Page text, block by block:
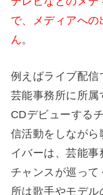
で、メディアへ
ん。
例えばライブ配信
芸能事務所に所属
CDデビューする
信活動をしながら
イバーは、芸能
チャンスが巡っ
所は歌手やモデル